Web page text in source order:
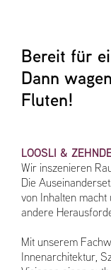
Bereit für
Dann
Fluten!
LOOSLI &
Wir inszenieren
Die
von Inhalten
andere
Mit unserem
Innenarchitektur,